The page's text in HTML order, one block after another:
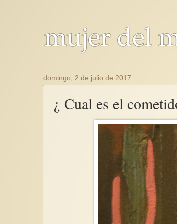
domingo, 2 de julio de 2017
¿ Cual es el